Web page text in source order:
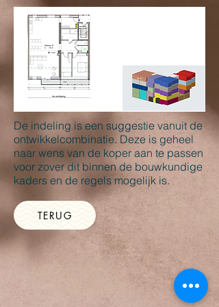
De indeling is een suggestie vanuit de
ontwikkelcombinatie. Deze is geheel
naar wens van de koper aan te passen
voor zover dit binnen de bouwkundige
kaders en de regels mogelijk is.
TERUG